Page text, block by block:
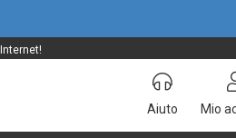
Aiuto Mio